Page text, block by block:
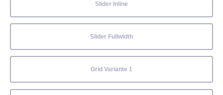
Slider Inline
Slider Fullwidth
Grid Variante 1